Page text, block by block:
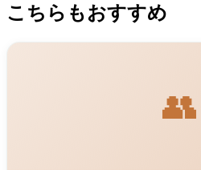
こちらもおすすめ
👥